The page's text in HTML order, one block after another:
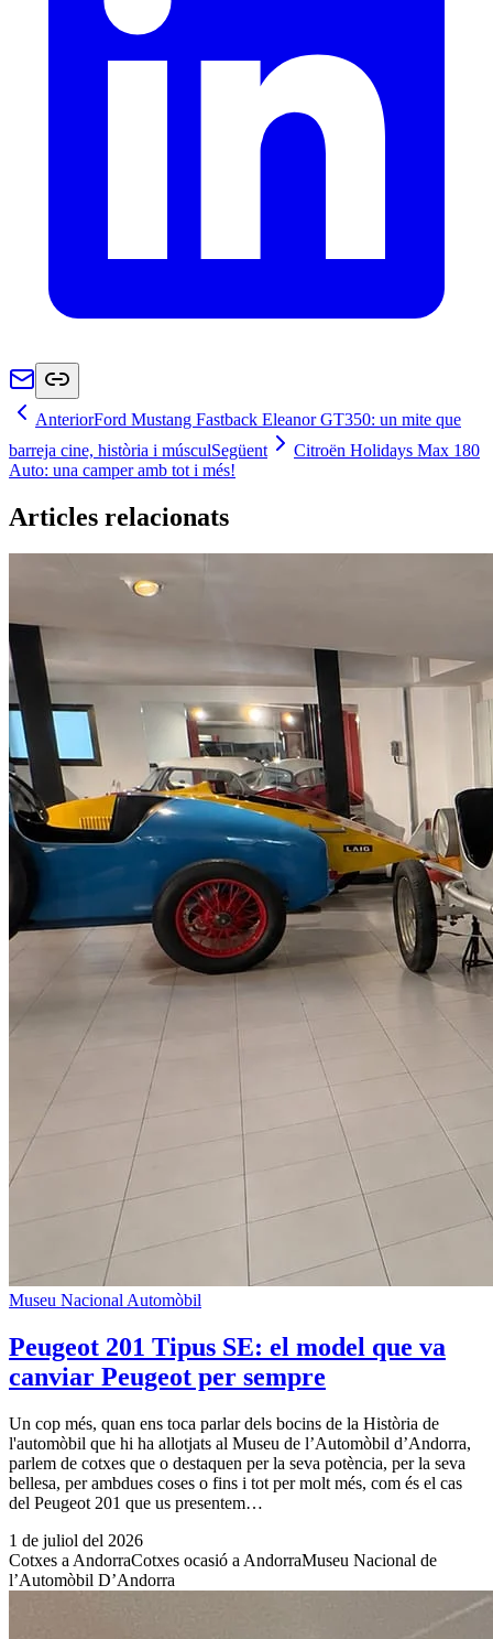
AnteriorFord Mustang Fastback Eleanor GT350: un mite que
barreja cine, història i músculSegüent
Citroën Holidays Max 180
Auto: una camper amb tot i més!
Articles relacionats
Museu Nacional Automòbil
Peugeot 201 Tipus SE: el model que va
canviar Peugeot per sempre
Un cop més, quan ens toca parlar dels bocins de la Història de
l'automòbil que hi ha allotjats al Museu de l’Automòbil d’Andorra,
parlem de cotxes que o destaquen per la seva potència, per la seva
bellesa, per ambdues coses o fins i tot per molt més, com és el cas
del Peugeot 201 que us presentem…
1 de juliol del 2026
Cotxes a AndorraCotxes ocasió a AndorraMuseu Nacional de
l’Automòbil D’Andorra